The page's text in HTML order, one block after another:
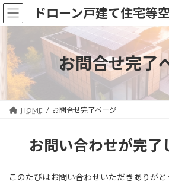
コ
ン
ツ
ッ
ナ
ビ
シ
移
ドローン戸建て住宅等
お問合せ完了
HOME お問合せ完了ページ
お問い合わせが完了
このたびはお問い合わせいただきありがと